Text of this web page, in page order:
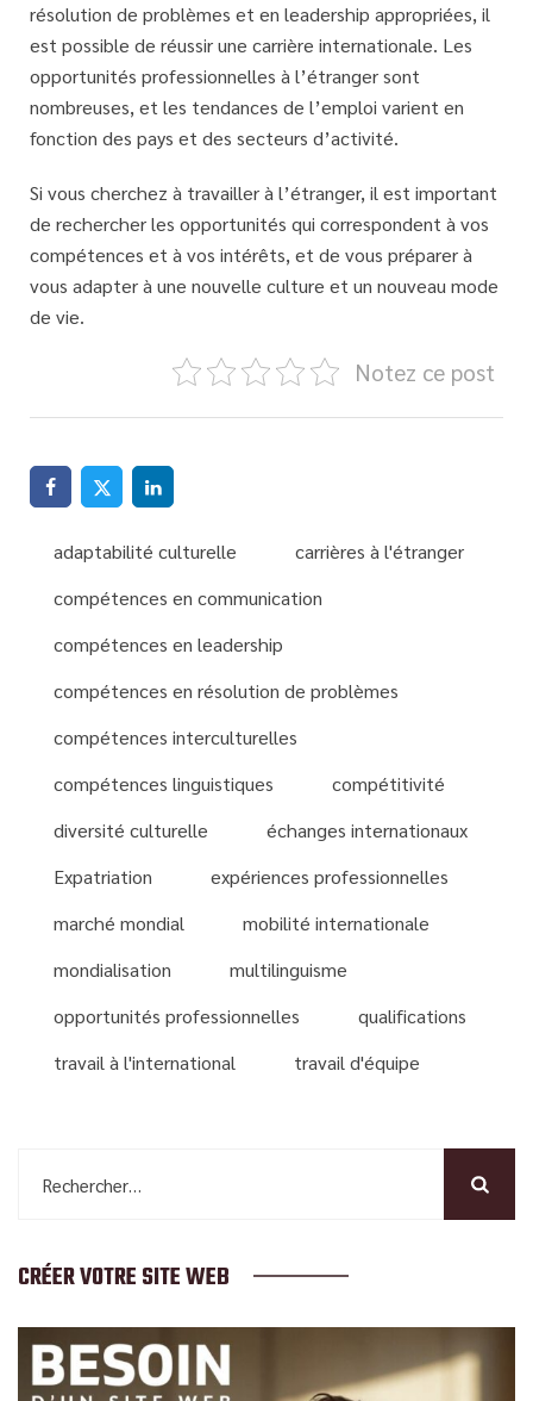
résolution de problèmes et en leadership appropriées, il
est possible de réussir une carrière internationale. Les
opportunités professionnelles à l’étranger sont
nombreuses, et les tendances de l’emploi varient en
fonction des pays et des secteurs d’activité.
Si vous cherchez à travailler à l’étranger, il est important
de rechercher les opportunités qui correspondent à vos
compétences et à vos intérêts, et de vous préparer à
vous adapter à une nouvelle culture et un nouveau mode
de vie.
Notez ce post
adaptabilité culturelle
carrières à l'étranger
compétences en communication
compétences en leadership
compétences en résolution de problèmes
compétences interculturelles
compétences linguistiques
compétitivité
diversité culturelle
échanges internationaux
Expatriation
expériences professionnelles
marché mondial
mobilité internationale
mondialisation
multilinguisme
opportunités professionnelles
qualifications
travail à l'international
travail d'équipe
CRÉER VOTRE SITE WEB